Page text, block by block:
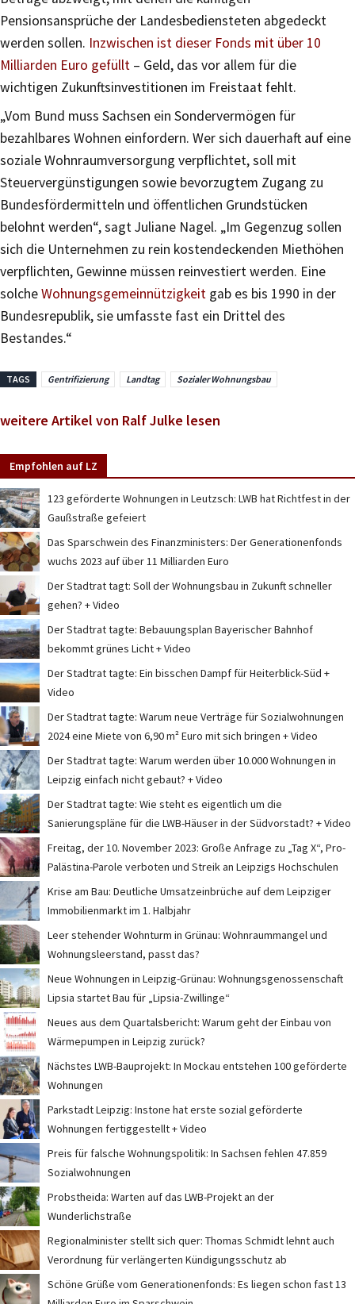
Pensionsansprüche der Landesbediensteten abgedeckt
werden sollen. Inzwischen ist dieser Fonds mit über 10
Milliarden Euro gefüllt – Geld, das vor allem für die
wichtigen Zukunftsinvestitionen im Freistaat fehlt.
„Vom Bund muss Sachsen ein Sondervermögen für
bezahlbares Wohnen einfordern. Wer sich dauerhaft auf eine
soziale Wohnraumversorgung verpflichtet, soll mit
Steuervergünstigungen sowie bevorzugtem Zugang zu
Bundesfördermitteln und öffentlichen Grundstücken
belohnt werden“, sagt Juliane Nagel. „Im Gegenzug sollen
sich die Unternehmen zu rein kostendeckenden Miethöhen
verpflichten, Gewinne müssen reinvestiert werden. Eine
solcheWohnungsgemeinnützigkeit gab es bis 1990 in der
Bundesrepublik, sie umfasste fast ein Drittel des
Bestandes.“
TAGS Gentrifizierung Landtag Sozialer Wohnungsbau
weitere Artikel von Ralf Julke lesen
Empfohlen auf LZ
123 geförderte Wohnungen in Leutzsch: LWB hat Richtfest in der
Gaußstraße gefeiert
Das Sparschwein des Finanzministers: Der Generationenfonds
wuchs 2023 auf über 11 Milliarden Euro
Der Stadtrat tagt: Soll der Wohnungsbau in Zukunft schneller
gehen? + Video
Der Stadtrat tagte: Bebauungsplan Bayerischer Bahnhof
bekommt grünes Licht + Video
Der Stadtrat tagte: Ein bisschen Dampf für Heiterblick-Süd +
Video
Der Stadtrat tagte: Warum neue Verträge für Sozialwohnungen
2024 eine Miete von 6,90 m² Euro mit sich bringen + Video
Der Stadtrat tagte: Warum werden über 10.000 Wohnungen in
Leipzig einfach nicht gebaut? + Video
Der Stadtrat tagte: Wie steht es eigentlich um die
Sanierungspläne für die LWB-Häuser in der Südvorstadt? + Video
Freitag, der 10. November 2023: Große Anfrage zu „Tag X“, Pro-
Palästina-Parole verboten und Streik an Leipzigs Hochschulen
Krise am Bau: Deutliche Umsatzeinbrüche auf dem Leipziger
Immobilienmarkt im 1. Halbjahr
Leer stehender Wohnturm in Grünau: Wohnraummangel und
Wohnungsleerstand, passt das?
Neue Wohnungen in Leipzig-Grünau: Wohnungsgenossenschaft
Lipsia startet Bau für „Lipsia-Zwillinge“
Neues aus dem Quartalsbericht: Warum geht der Einbau von
Wärmepumpen in Leipzig zurück?
Nächstes LWB-Bauprojekt: In Mockau entstehen 100 geförderte
Wohnungen
Parkstadt Leipzig: Instone hat erste sozial geförderte
Wohnungen fertiggestellt + Video
Preis für falsche Wohnungspolitik: In Sachsen fehlen 47.859
Sozialwohnungen
Probstheida: Warten auf das LWB-Projekt an der
Wunderlichstraße
Regionalminister stellt sich quer: Thomas Schmidt lehnt auch
Verordnung für verlängerten Kündigungsschutz ab
Schöne Grüße vom Generationenfonds: Es liegen schon fast 13